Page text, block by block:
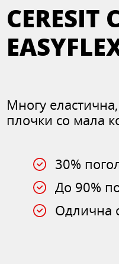
CERESIT
Многу
плочки со мала
30%
До 90%
Одлична